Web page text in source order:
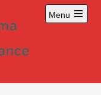
Menu
Open